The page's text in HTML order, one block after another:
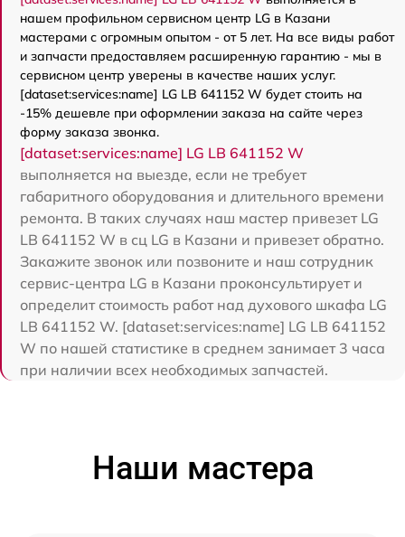
нашем профильном сервисном центр LG в Казани
мастерами с огромным опытом - от 5 лет. На все виды работ
и запчасти предоставляем расширенную гарантию - мы в
сервисном центр уверены в качестве наших услуг.
[dataset:services:name] LG LB 641152 W будет стоить на
-15% дешевле при оформлении заказа на сайте через
форму заказа звонка.
[dataset:services:name] LG LB 641152 W
выполняется на выезде, если не требует
габаритного оборудования и длительного времени
ремонта. В таких случаях наш мастер привезет LG
LB 641152 W в сц LG в Казани и привезет обратно.
Закажите звонок или позвоните и наш сотрудник
сервис-центра LG в Казани проконсультирует и
определит стоимость работ над духового шкафа LG
LB 641152 W. [dataset:services:name] LG LB 641152
W по нашей статистике в среднем занимает 3 часа
при наличии всех необходимых запчастей.
Наши мастера